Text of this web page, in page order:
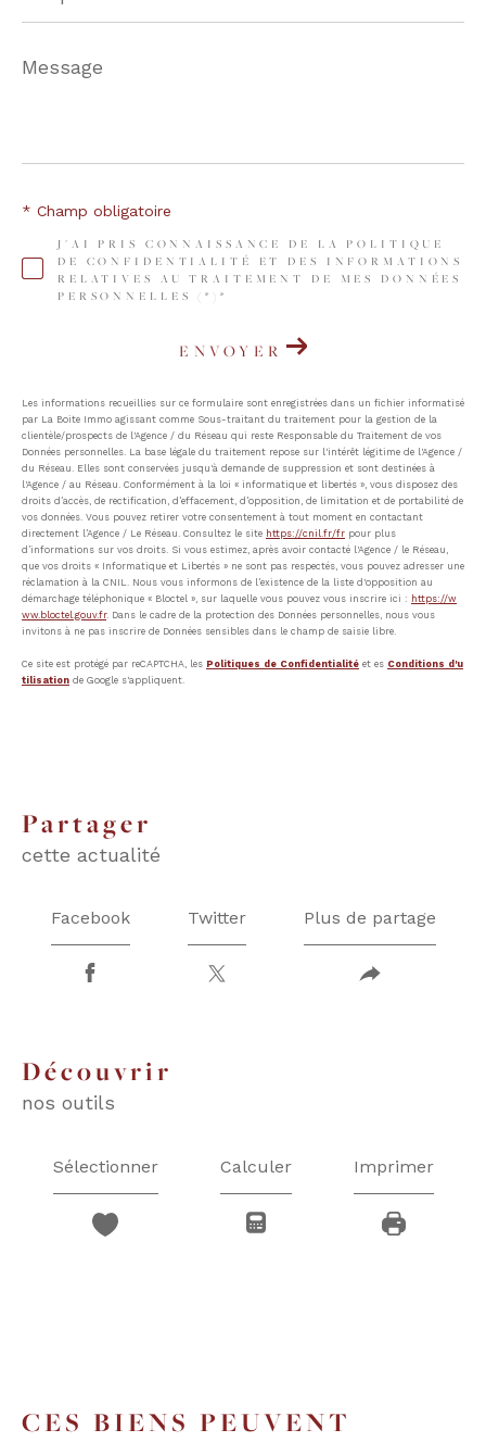
Message
*
J'AI PRIS CONNAISSANCE DE LA POLITIQUE
DE CONFIDENTIALITÉ ET DES INFORMATIONS
RELATIVES AU TRAITEMENT DE MES DONNÉES
PERSONNELLES (*)*
* Champ obligatoire
ENVOYER
Les informations recueillies sur ce formulaire sont enregistrées dans un fichier informatisé
par La Boite Immo agissant comme Sous-traitant du traitement pour la gestion de la
clientèle/prospects de l'Agence / du Réseau qui reste Responsable du Traitement de vos
Données personnelles. La base légale du traitement repose sur l'intérêt légitime de l'Agence /
du Réseau. Elles sont conservées jusqu'à demande de suppression et sont destinées à
l'Agence / au Réseau. Conformément à la loi « informatique et libertés », vous disposez des
droits d’accès, de rectification, d’effacement, d’opposition, de limitation et de portabilité de
vos données. Vous pouvez retirer votre consentement à tout moment en contactant
directement l’Agence / Le Réseau. Consultez le site https://cnil.fr/fr pour plus
d’informations sur vos droits. Si vous estimez, après avoir contacté l'Agence / le Réseau,
que vos droits « Informatique et Libertés » ne sont pas respectés, vous pouvez adresser une
réclamation à la CNIL. Nous vous informons de l’existence de la liste d'opposition au
démarchage téléphonique « Bloctel », sur laquelle vous pouvez vous inscrire ici : https://w
ww.bloctel.gouv.fr. Dans le cadre de la protection des Données personnelles, nous vous
invitons à ne pas inscrire de Données sensibles dans le champ de saisie libre.
Ce site est protégé par reCAPTCHA, les Politiques de Confidentialité et es Conditions d'u
tilisation de Google s'appliquent.
partager
cette actualité
Facebook Twitter Plus de partage
découvrir
nos outils
Sélectionner Calculer Imprimer
CES BIENS PEUVENT